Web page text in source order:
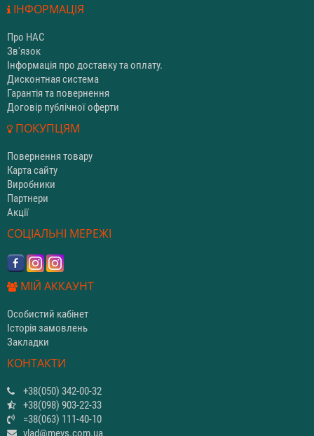
ІНФОРМАЦІЯ
Про НАС
Зв'язок
Інформація про доставку та оплату.
Дисконтная система
Гарантія та повернення
Договір публічної оферти
ПОКУПЦЯМ
Повернення товару
Карта сайту
Виробники
Партнери
Акції
СОЦІАЛЬНІ МЕРЕЖІ
МІЙ АККАУНТ
Особистий кабінет
Історія замовлень
Закладки
КОНТАКТИ
+38(050) 342-00-32
+38(098) 903-22-33
=38(063) 111-40-10
vlad@mevs.com.ua